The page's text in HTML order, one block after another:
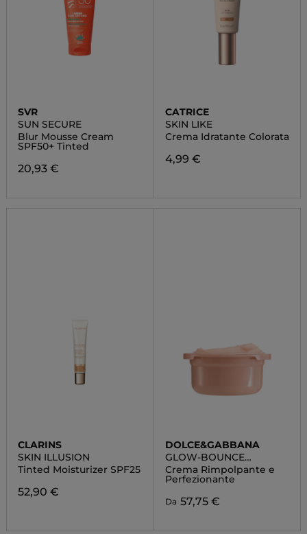
SVR
SUN SECURE
Blur Mousse Cream
SPF50+ Tinted
20,93 €
CATRICE
SKIN LIKE
Crema Idratante Colorata
4,99 €
CLARINS
SKIN ILLUSION
Tinted Moisturizer SPF25
52,90 €
DOLCE&GABBANA
GLOW-BOUNCE
CERAMIDE CREAM
Crema Rimpolpante e
Perfezionante
Da 57,75 €